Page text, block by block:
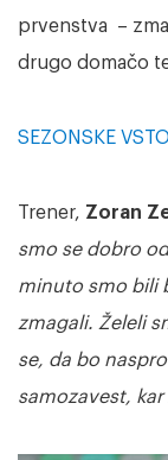
prvenstva –
drugo domačo
SEZONSKE
Trener, Zoran
smo se dobro
minuto smo bili
zmagali. Želeli
se, da bo
samozavest,